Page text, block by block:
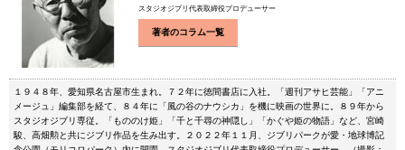
スタジオジブリ代表取締役プロデューサー
著者のコラム一覧
１９４８年、愛知県名古屋市生まれ。７２年に徳間書店に入社。「週刊アサヒ芸能」「アニ
メージュ」編集部を経て、８４年に「風の谷のナウシカ」を機に映画の世界に。８９年から
スタジオジブリ専従。「もののけ姫」「千と千尋の神隠し」「かぐや姫の物語」など、宮崎
駿、高畑勲と共にジブリ作品を生み出す。２０２２年１１月、ジブリパークが愛・地球博記